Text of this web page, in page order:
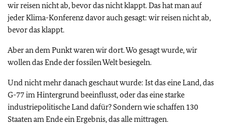
wir reisen nicht ab, bevor das nicht klappt. Das hat man auf
jeder Klima-Konferenz davor auch gesagt: wir reisen nicht ab,
bevor das klappt.
Aber an dem Punkt waren wir dort. Wo gesagt wurde, wir
wollen das Ende der fossilen Welt besiegeln.
Und nicht mehr danach geschaut wurde: Ist das eine Land, das
G-77 im Hintergrund beeinflusst, oder das eine starke
industriepolitische Land dafür? Sondern wie schaffen 130
Staaten am Ende ein Ergebnis, das alle mittragen.